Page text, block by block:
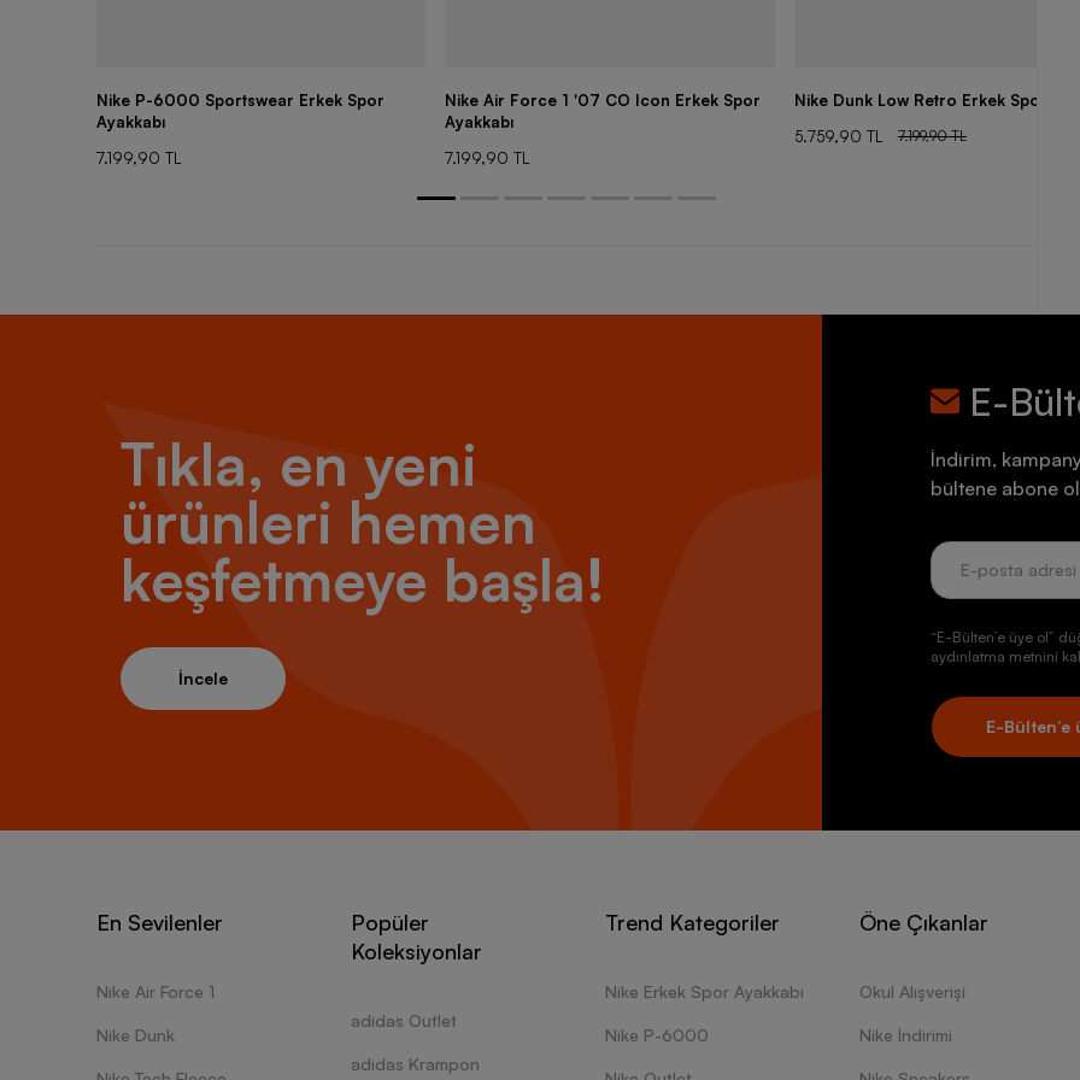
Nike P-6000 Sportswear Erkek Spor
Ayakkabı
7.199,90 TL
Nike Air Force 1 '07 CO Icon Erkek Spor
Ayakkabı
7.199,90 TL
Nike Dunk Low Retro Erkek Spor
5.759,90 TL
7.199,90 TL
Tıkla, en yeni
ürünleri hemen
keşfetmeye başla!
İncele
E-
İndirim,
bültene abone
“E-Bülten’e üye ol”
aydınlatma metnini
E-Bülten’e
En Sevilenler
Nike Air Force 1
Nike Dunk
Popüler
Koleksiyonlar
adidas Outlet
adidas Krampon
Trend Kategoriler
Nike Erkek Spor Ayakkabı
Nike P-6000
Öne Çıkanlar
Okul Alışverişi
Nike İndirimi